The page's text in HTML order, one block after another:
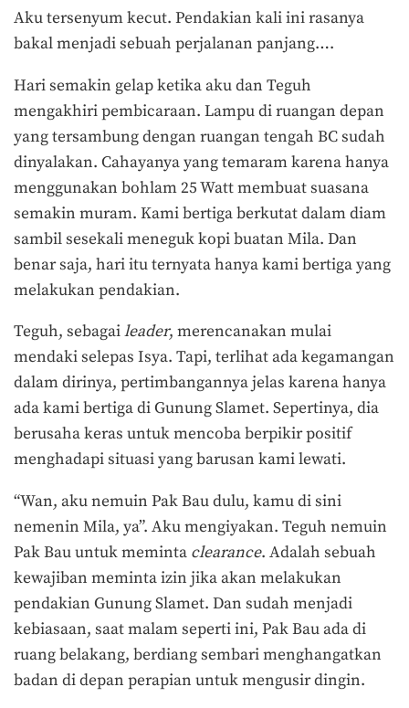
Aku tersenyum kecut. Pendakian kali ini rasanya
bakal menjadi sebuah perjalanan panjang….
Hari semakin gelap ketika aku dan Teguh
mengakhiri pembicaraan. Lampu di ruangan depan
yang tersambung dengan ruangan tengah BC sudah
dinyalakan. Cahayanya yang temaram karena hanya
menggunakan bohlam 25 Watt membuat suasana
semakin muram. Kami bertiga berkutat dalam diam
sambil sesekali meneguk kopi buatan Mila. Dan
benar saja, hari itu ternyata hanya kami bertiga yang
melakukan pendakian.
Teguh, sebagaileader, merencanakan mulai
mendaki selepas Isya. Tapi, terlihat ada kegamangan
dalam dirinya, pertimbangannya jelas karena hanya
ada kami bertiga di Gunung Slamet. Sepertinya, dia
berusaha keras untuk mencoba berpikir positif
menghadapi situasi yang barusan kami lewati.
“Wan, aku nemuin Pak Bau dulu, kamu di sini
nemenin Mila, ya”. Aku mengiyakan. Teguh nemuin
Pak Bau untuk meminta clearance. Adalah sebuah
kewajiban meminta izin jika akan melakukan
pendakian Gunung Slamet. Dan sudah menjadi
kebiasaan, saat malam seperti ini, Pak Bau ada di
ruang belakang, berdiang sembari menghangatkan
badan di depan perapian untuk mengusir dingin.